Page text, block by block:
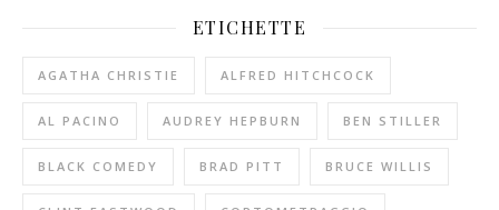
ETICHETTE
AGATHA CHRISTIE ALFRED HITCHCOCK
AL PACINO AUDREY HEPBURN BEN STILLER
BLACK COMEDY BRAD PITT BRUCE WILLIS